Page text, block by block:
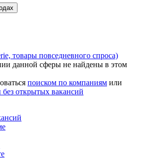
товары повседневного спроса)
данной сферы не найдены в этом
поиском по компаниям или
открытых вакансий